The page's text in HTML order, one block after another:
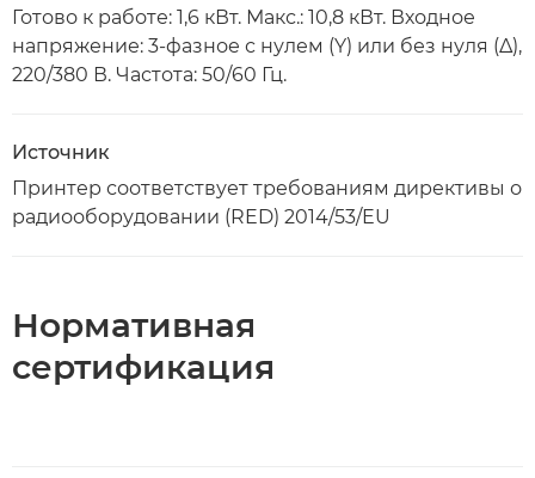
Готово к работе: 1,6 кВт. Макс.: 10,8 кВт. Входное
напряжение: 3-фазное с нулем (Y) или без нуля (Δ),
220/380 В. Частота: 50/60 Гц.
Источник
Принтер соответствует требованиям директивы о
радиооборудовании (RED) 2014/53/EU
Нормативная
сертификация